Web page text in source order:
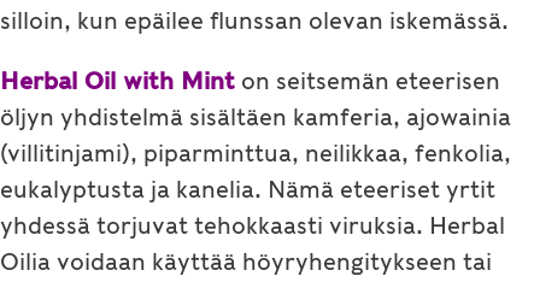
silloin, kun epäilee flunssan olevan iskemässä.
Herbal Oil with Mint on seitsemän eteerisen
öljyn yhdistelmä sisältäen kamferia, ajowainia
(villitinjami), piparminttua, neilikkaa, fenkolia,
eukalyptusta ja kanelia. Nämä eteeriset yrtit
yhdessä torjuvat tehokkaasti viruksia. Herbal
Oilia voidaan käyttää höyryhengitykseen tai